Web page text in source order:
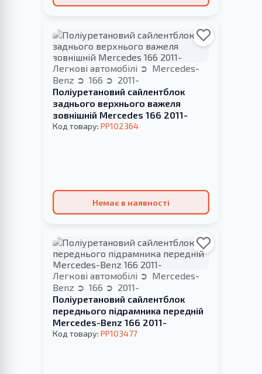
Легкові автомобілі
Mercedes-
Benz
166
2011-
Поліуретановий сайлентблок
заднього верхнього важеля
зовнішній Merсedes 166 2011-
Код товару: PP102364
Немає в наявності
Легкові автомобілі
Mercedes-
Benz
166
2011-
Поліуретановий сайлентблок
переднього підрамника передній
Mercedes-Benz 166 2011-
Код товару: PP103477